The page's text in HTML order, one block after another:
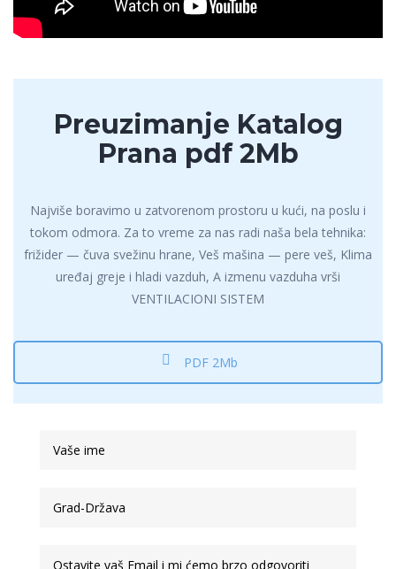
Preuzimanje Katalog
Prana pdf 2Mb
Najviše boravimo u zatvorenom prostoru u kući, na poslu i
tokom odmora. Za to vreme za nas radi naša bela tehnika:
frižider — čuva svežinu hrane, Veš mašina — pere veš, Klima
uređaj greje i hladi vazduh, A izmenu vazduha vrši
VENTILACIONI SISTEM
PDF 2Mb